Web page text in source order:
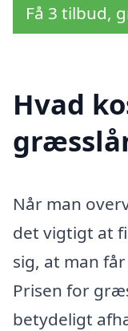
Få 3 tilbud,
Hvad
Når man
det vigtigt at
sig, at man
Prisen for
betydeligt